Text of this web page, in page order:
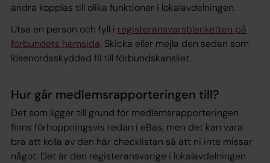
andra kopplas till olika funktioner i lokalavdelningen.
Utse en person och fyll i registeransvarsblanketten på
förbundets hemsida. Skicka eller mejla den sedan som
lösenordsskyddad fil till förbundskansliet.
Hur går medlemsrapporteringen till?
Det som ligger till grund för medlemsrapporteringen
finns förhoppningsvis redan i eBas, men det kan vara
bra att kolla av den här checklistan så att ni inte missar
något. Det är den registeransvarige i lokalavdelningen